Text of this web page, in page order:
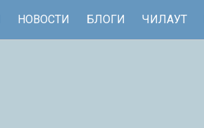
НОВОСТИ БЛОГИ ЧИЛАУТ